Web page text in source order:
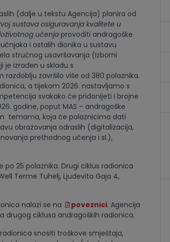
(dalje u tekstu Agencija) planira od
sustava osiguravanja kvalitete u
učenjaprovoditi andragoške
i ostalih dionika u sustavu
stručnog usavršavanja (Izborni
je izrađen u skladu s
završilo više od 380 polaznika.
a tijekom 2026. nastavljamo s
svakako će pridonijeti i brojne
godine, poput MAS – andragoške
temama, koja će polaznicima dati
obrazovanja odraslih (digitalizacija,
prethodnog učenja i sl.),
25 polaznika. Drugi ciklus radionica
Terme Tuhelj, Ljudevita Gaja 4,
nalazi se na
poveznici. Agencija
drugog ciklusa andragoških radionica.
snositi troškove smještaja,